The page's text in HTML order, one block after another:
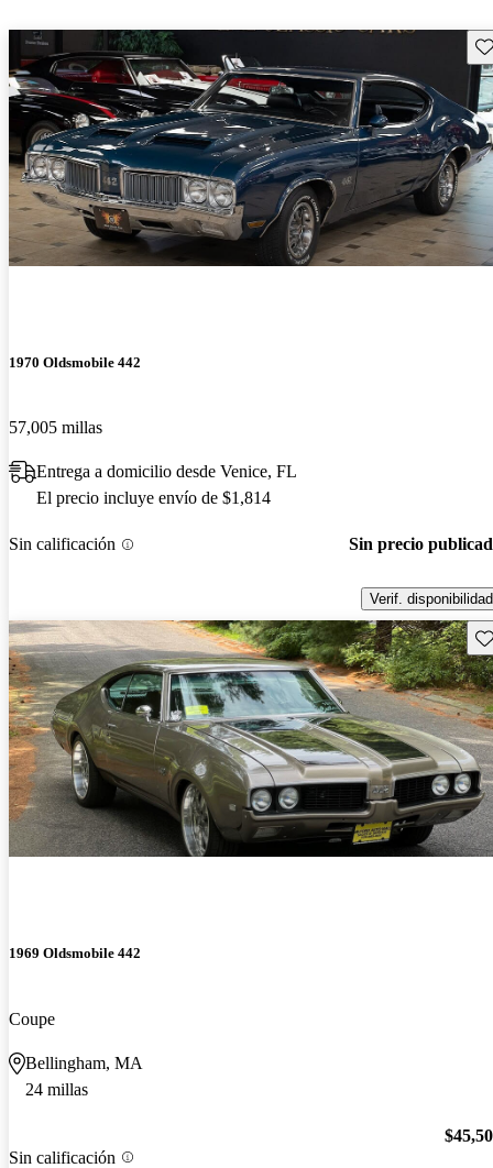
1970 Oldsmobile 442
57,005 millas
Entrega a domicilio desde Venice, FL
El precio incluye envío de $1,814
Sin calificación Sin precio
Verif. disponibilidad
1969 Oldsmobile 442
Coupe
Bellingham, MA
24 millas
Sin calificación